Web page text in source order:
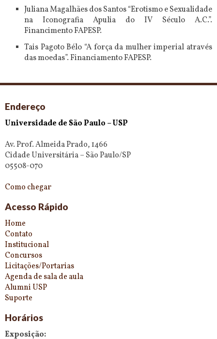
Juliana Magalhães dos Santos “Erotismo e Sexualidade
na Iconografia Apulia do IV Século A.C.”.
Financimento FAPESP.
Tais Pagoto Bélo “A força da mulher imperial através
das moedas”. Financiamento FAPESP.
Endereço
Universidade de São Paulo – USP
Av. Prof. Almeida Prado, 1466
Cidade Universitária – São Paulo/SP
05508-070
Como chegar
Acesso Rápido
Home
Contato
Institucional
Concursos
Licitações/Portarias
Agenda de sala de aula
Alumni USP
Suporte
Horários
Exposição: